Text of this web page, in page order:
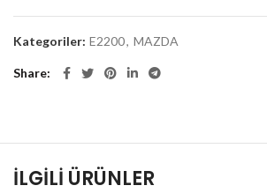
Kategoriler: E2200, MAZDA
Share
İLGILI ÜRÜNLER